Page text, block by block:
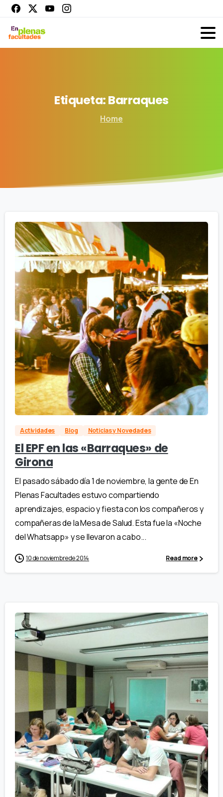
Etiqueta:Barraques
Home
Actividades Blog Noticias y Novedades
El EPF en las «Barraques» de
Girona
El pasado sábado día 1 de noviembre, la gente de En
Plenas Facultades estuvo compartiendo
aprendizajes, espacio y fiesta con los compañeros y
compañeras de la Mesa de Salud. Esta fue la «Noche
del Whatsapp» y se llevaron a cabo...
10 de noviembre de 2014 Read more